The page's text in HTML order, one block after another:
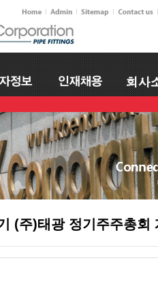
(주)태광 정기주주총회